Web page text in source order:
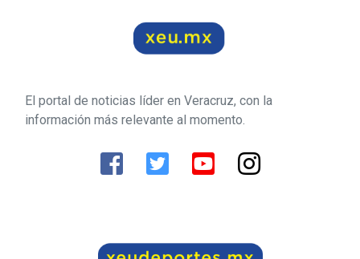
El portal de noticias líder en Veracruz, con la
información más relevante al momento.